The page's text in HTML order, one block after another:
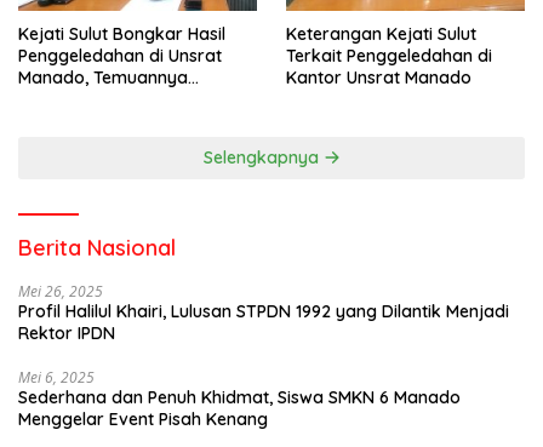
Kejati Sulut Bongkar Hasil
Penggeledahan di Unsrat
Manado, Temuannya
Keterangan Kejati Sulut
Terkait Penggeledahan di
Kantor Unsrat Manado
Selengkapnya
Berita Nasional
Mei 26, 2025
Profil Halilul Khairi, Lulusan STPDN 1992 yang Dilantik Menjadi
Rektor IPDN
Mei 6, 2025
Sederhana dan Penuh Khidmat, Siswa SMKN 6 Manado
Menggelar Event Pisah Kenang